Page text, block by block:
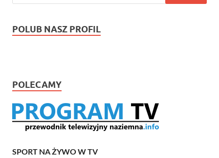
POLUB NASZ PROFIL
POLECAMY
SPORT NA ŻYWO W TV